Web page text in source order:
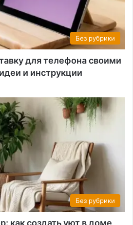
Без рубрики
для телефона своими
и инструкции
Без рубрики